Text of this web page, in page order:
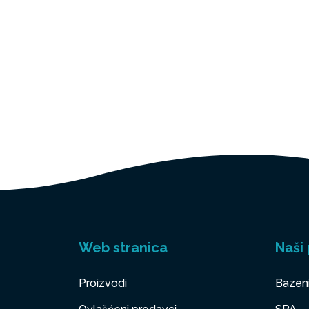
Web stranica
Proizvodi
Naši